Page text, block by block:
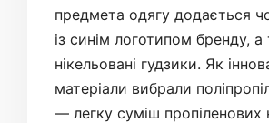
предмета одягу додається
із синім логотипом бренду,
нікельовані гудзики. Як
матеріали вибрали
— легку суміш пропіленових